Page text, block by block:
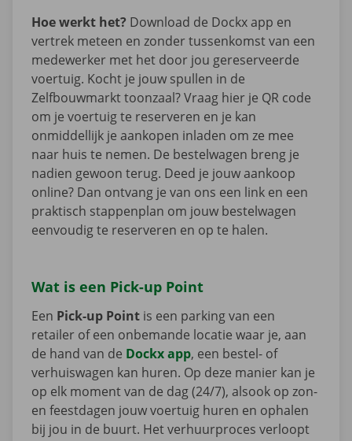
Hoe werkt het? Download de Dockx app en
vertrek meteen en zonder tussenkomst van een
medewerker met het door jou gereserveerde
voertuig. Kocht je jouw spullen in de
Zelfbouwmarkt toonzaal? Vraag hier je QR code
om je voertuig te reserveren en je kan
onmiddellijk je aankopen inladen om ze mee
naar huis te nemen. De bestelwagen breng je
nadien gewoon terug. Deed je jouw aankoop
online? Dan ontvang je van ons een link en een
praktisch stappenplan om jouw bestelwagen
eenvoudig te reserveren en op te halen.
Wat is een Pick-up Point
Een Pick-up Point is een parking van een
retailer of een onbemande locatie waar je, aan
de hand van de Dockx app, een bestel- of
verhuiswagen kan huren. Op deze manier kan je
op elk moment van de dag (24/7), alsook op zon-
en feestdagen jouw voertuig huren en ophalen
bij jou in de buurt. Het verhuurproces verloopt